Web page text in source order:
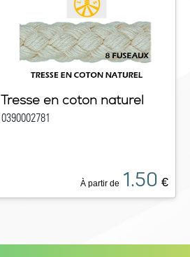
Tresse en coton naturel
0390002781
À partir de 1.50 €